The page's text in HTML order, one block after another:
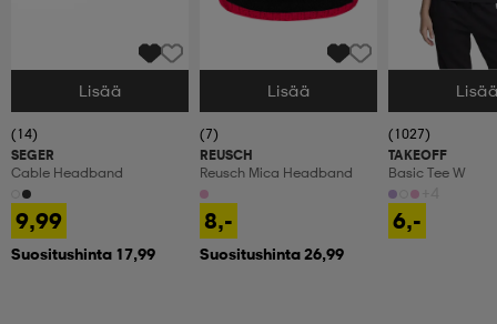
Valitse Koko
Lisää
(14)
SEGER
Cable Headband
9,99
Suositushinta 17,99
Valitse Koko
Lisää
(7)
REUSCH
Reusch Mica Headband
8,-
Suositushinta 26,99
Valitse Koko
(1027)
TAKEOFF
Basic Tee W
6,-